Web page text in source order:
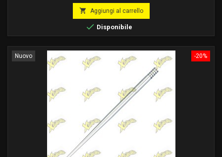
base
 Aggiungi al carrello
 Disponibile
-20%
Nuovo